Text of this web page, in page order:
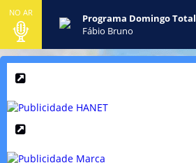
NO AR
Programa Domingo Total
Fábio Bruno